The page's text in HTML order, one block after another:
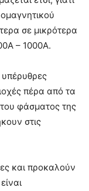
σε μικρότερα
– 1000Α.
υπέρυθρες
πέρα από τα
φάσματος της
στις
και προκαλούν